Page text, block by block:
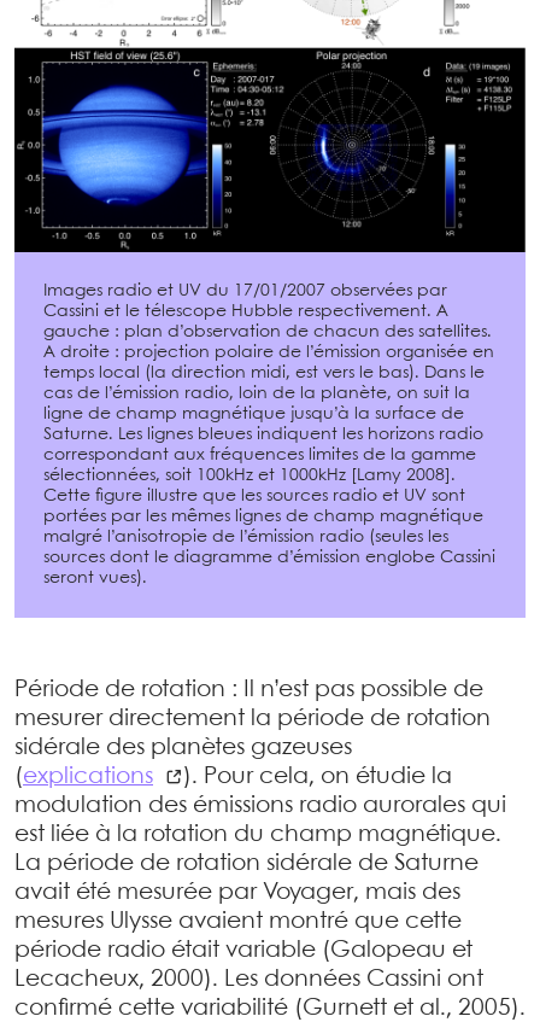
Images radio et UV du 17/01/2007 observées par
Cassini et le télescope Hubble respectivement. A
gauche : plan d’observation de chacun des satellites.
A droite : projection polaire de l’émission organisée en
temps local (la direction midi, est vers le bas). Dans le
cas de l’émission radio, loin de la planète, on suit la
ligne de champ magnétique jusqu’à la surface de
Saturne. Les lignes bleues indiquent les horizons radio
correspondant aux fréquences limites de la gamme
sélectionnées, soit 100kHz et 1000kHz [Lamy 2008].
Cette figure illustre que les sources radio et UV sont
portées par les mêmes lignes de champ magnétique
malgré l’anisotropie de l’émission radio (seules les
sources dont le diagramme d’émission englobe Cassini
seront vues).
Période de rotation : Il n’est pas possible de
mesurer directement la période de rotation
sidérale des planètes gazeuses
(explications
). Pour cela, on étudie la
modulation des émissions radio aurorales qui
est liée à la rotation du champ magnétique.
La période de rotation sidérale de Saturne
avait été mesurée par Voyager, mais des
mesures Ulysse avaient montré que cette
période radio était variable (Galopeau et
Lecacheux, 2000). Les données Cassini ont
confirmé cette variabilité (Gurnett et al., 2005).